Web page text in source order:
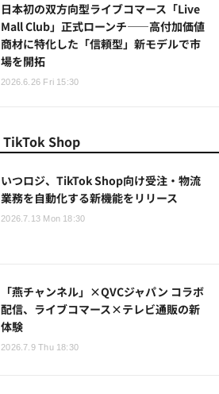
日本初の双方向型ライブコマース「Live
Mall Club」正式ローンチ——高付加価値
商材に特化した「信頼型」新モデルで市
場を開拓
2026.6.26 Fri 15:30
TikTok Shop
いつロジ、TikTok Shop向け受注・物流
業務を自動化する新機能をリリース
2026.7.13 Mon 18:30
「燕チャンネル」×QVCジャパン コラボ
配信、ライブコマース×テレビ通販の新
体験
2026.7.9 Thu 18:30